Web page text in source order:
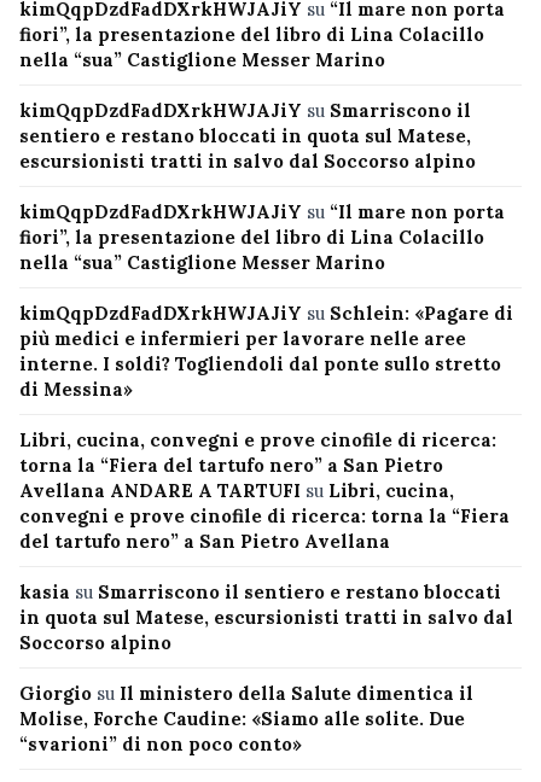
kimQqpDzdFadDXrkHWJAJiY su “Il mare non porta
fiori”, la presentazione del libro di Lina Colacillo
nella “sua” Castiglione Messer Marino
kimQqpDzdFadDXrkHWJAJiY su Smarriscono il
sentiero e restano bloccati in quota sul Matese,
escursionisti tratti in salvo dal Soccorso alpino
kimQqpDzdFadDXrkHWJAJiY su “Il mare non porta
fiori”, la presentazione del libro di Lina Colacillo
nella “sua” Castiglione Messer Marino
kimQqpDzdFadDXrkHWJAJiY su Schlein: «Pagare di
più medici e infermieri per lavorare nelle aree
interne. I soldi? Togliendoli dal ponte sullo stretto
di Messina»
Libri, cucina, convegni e prove cinofile di ricerca:
torna la “Fiera del tartufo nero” a San Pietro
Avellana ANDARE A TARTUFI su Libri, cucina,
convegni e prove cinofile di ricerca: torna la “Fiera
del tartufo nero” a San Pietro Avellana
kasia su Smarriscono il sentiero e restano bloccati
in quota sul Matese, escursionisti tratti in salvo dal
Soccorso alpino
Giorgio su Il ministero della Salute dimentica il
Molise, Forche Caudine: «Siamo alle solite. Due
“svarioni” di non poco conto»